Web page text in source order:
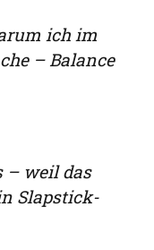
ich im
– Balance
– weil das
Slapstick-